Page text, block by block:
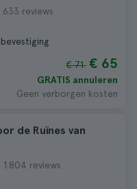
633 reviews
€ 71 € 65
GRATIS annuleren
Geen verborgen kosten
de Ruïnes van
1.804 reviews